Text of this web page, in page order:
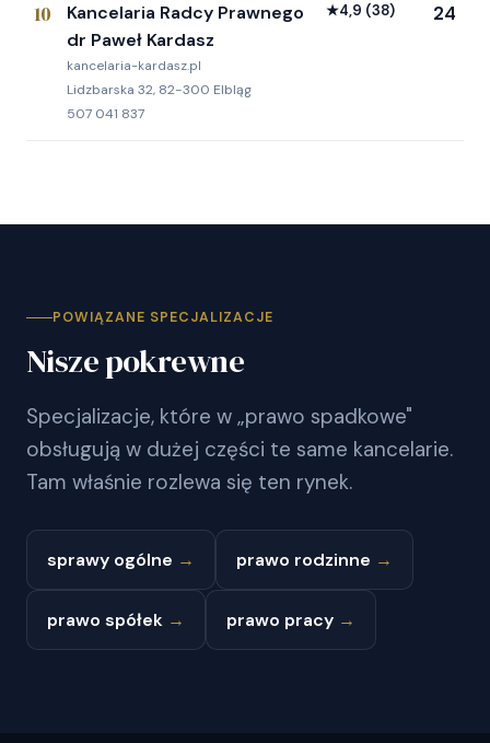
10
Kancelaria Radcy Prawnego
dr Paweł Kardasz
kancelaria-kardasz.pl
Lidzbarska 32, 82-300 Elbląg
507 041 837
★4,9 (38) 24
POWIĄZANE SPECJALIZACJE
Nisze pokrewne
Specjalizacje, które w „prawo spadkowe"
obsługują w dużej części te same kancelarie.
Tam właśnie rozlewa się ten rynek.
sprawy ogólne → prawo rodzinne →
prawo spółek → prawo pracy →